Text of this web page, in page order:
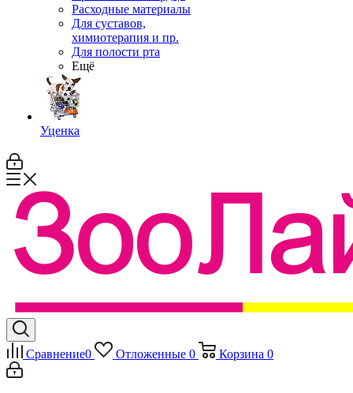
Расходные материалы
Для суставов,
химиотерапия и пр.
Для полости рта
Ещё
Уценка
Сравнение0 Отложенные 0 Корзина 0